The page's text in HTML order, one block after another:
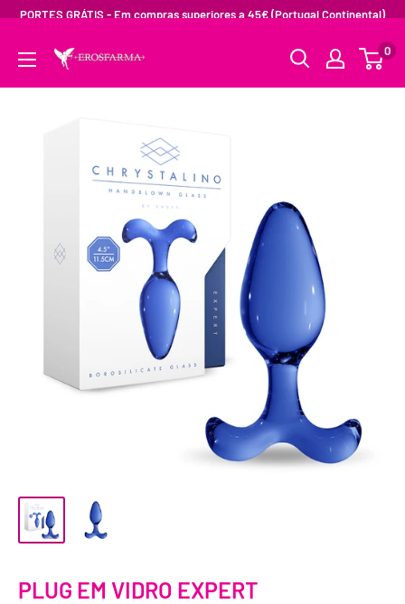
PORTES GRÁTIS - Em compras superiores a 45€ (Portugal Continental)
0
PLUG EM VIDRO EXPERT